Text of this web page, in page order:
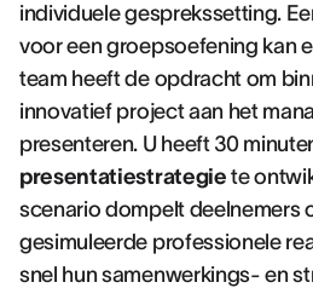
individuele gesprekssetting.
voor een groepsoefening kan
team heeft de opdracht om
innovatief project aan het
presenteren. U heeft 30
presentatiestrategie te
scenario dompelt deelnemers
gesimuleerde professionele
snel hun samenwerkings- en